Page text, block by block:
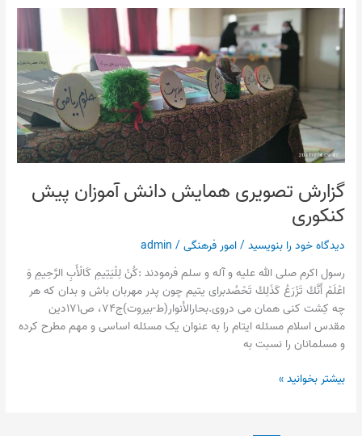
گزارش تصویری همایش دانش آموزان پیش
کنکوری
دیدگاه‌ خود را بنویسید/امور فرهنگی/
admin
رسول اكرم صلى الله عليه و آله و سلم فرمودند :كُنْ لِلْيَتِيمِ كَالْأَبِ الرَّحِيمِ وَ
اعْلَمْ أَنَّكَ تَزْرَعُ كَذَلِكَ تَحْصُدبراى يتيم چون پدر مهربان باش و بدان كه هر
چه كِشت كنى همان مى دروى.بحارالأنوار(ط-بیروت)ج۷۴، ص۱۷۱دین
مقدس اسلام مسئله ایتام را به عنوان یک مسئله اساسی و مهم مطرح کرده
و مسلمانان را نسبت به
گزارش
تصویری
همایش
دانش
آموزان
پیش
کنکوری
بیشتر بخوانید »